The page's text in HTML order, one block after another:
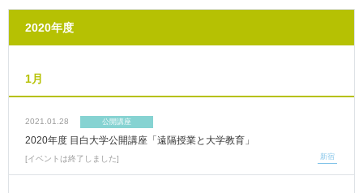
2020年度
1月
2021.01.28 公開講座
2020年度 目白大学公開講座「遠隔授業と大学教育」
イベントは終了しました 新宿